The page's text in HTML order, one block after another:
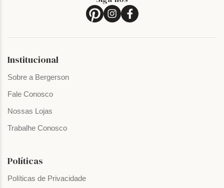
Institucional
Sobre a Bergerson
Fale Conosco
Nossas Lojas
Trabalhe Conosco
Políticas
Políticas de Privacidade